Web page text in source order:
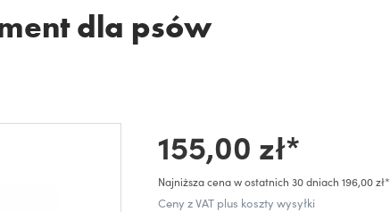
dla psów
155,00 zł*
Najniższa cena w ostatnich 30 dniach 196,00 zł*
Ceny z VAT plus koszty wysyłki